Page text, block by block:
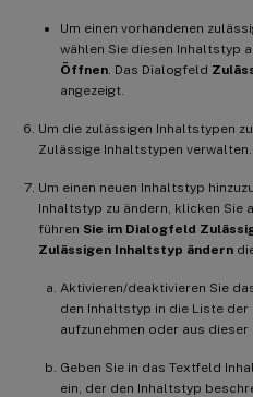
Um einen vorhandenen
wählen Sie diesen Inhaltstyp
Öffnen . Das Dialogfeld
angezeigt.
Um die zulässigen Inhaltstypen
Zulässige Inhaltstypen verwalten.
Um einen neuen Inhaltstyp
Inhaltstyp zu ändern, klicken Sie
führen Sie im Dialogfeld
Zulässigen Inhaltstyp ändern
Aktivieren/deaktivieren Sie
den Inhaltstyp in die Liste
aufzunehmen oder aus dieser
Geben Sie in das Textfeld
ein, der den Inhaltstyp